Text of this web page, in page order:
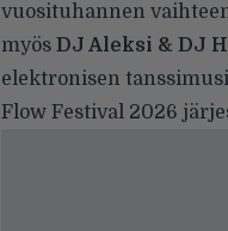
vuosituhannen
myös DJ Aleksi & DJ
elektronisen
Flow Festival 2026